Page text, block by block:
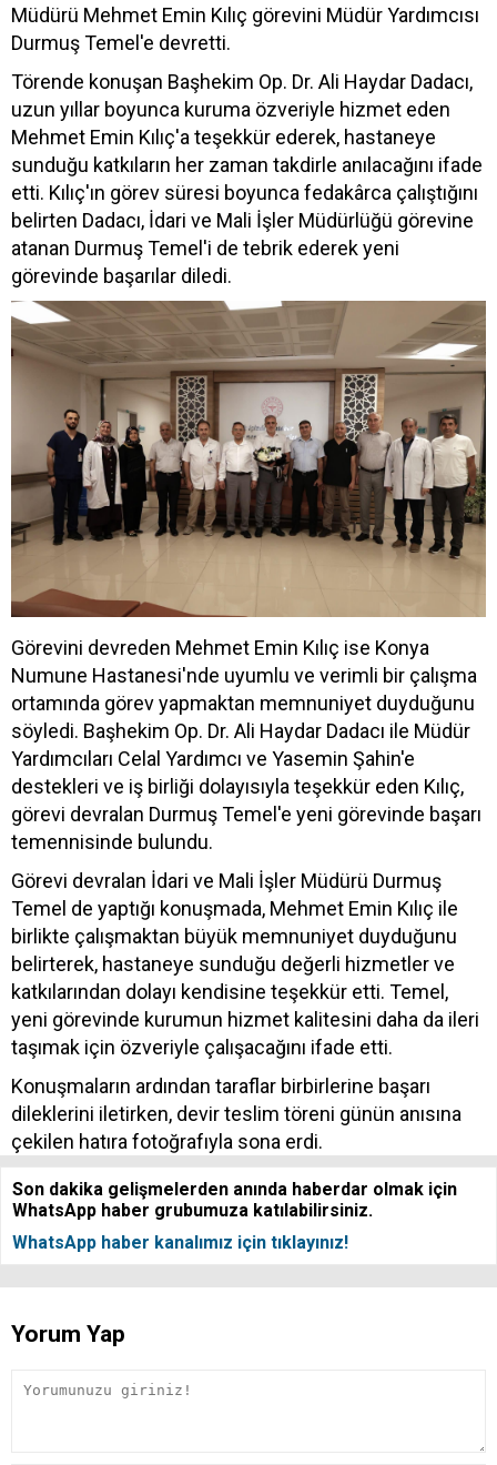
Müdürü Mehmet Emin Kılıç görevini Müdür Yardımcısı
Durmuş Temel'e devretti.
Törende konuşan Başhekim Op. Dr. Ali Haydar Dadacı,
uzun yıllar boyunca kuruma özveriyle hizmet eden
Mehmet Emin Kılıç'a teşekkür ederek, hastaneye
sunduğu katkıların her zaman takdirle anılacağını ifade
etti. Kılıç'ın görev süresi boyunca fedakârca çalıştığını
belirten Dadacı, İdari ve Mali İşler Müdürlüğü görevine
atanan Durmuş Temel'i de tebrik ederek yeni
görevinde başarılar diledi.
Görevini devreden Mehmet Emin Kılıç ise Konya
Numune Hastanesi'nde uyumlu ve verimli bir çalışma
ortamında görev yapmaktan memnuniyet duyduğunu
söyledi. Başhekim Op. Dr. Ali Haydar Dadacı ile Müdür
Yardımcıları Celal Yardımcı ve Yasemin Şahin'e
destekleri ve iş birliği dolayısıyla teşekkür eden Kılıç,
görevi devralan Durmuş Temel'e yeni görevinde başarı
temennisinde bulundu.
Görevi devralan İdari ve Mali İşler Müdürü Durmuş
Temel de yaptığı konuşmada, Mehmet Emin Kılıç ile
birlikte çalışmaktan büyük memnuniyet duyduğunu
belirterek, hastaneye sunduğu değerli hizmetler ve
katkılarından dolayı kendisine teşekkür etti. Temel,
yeni görevinde kurumun hizmet kalitesini daha da ileri
taşımak için özveriyle çalışacağını ifade etti.
Konuşmaların ardından taraflar birbirlerine başarı
dileklerini iletirken, devir teslim töreni günün anısına
çekilen hatıra fotoğrafıyla sona erdi.
Son dakika gelişmelerden anında haberdar olmak için
WhatsApp haber grubumuza katılabilirsiniz.
WhatsApp haber kanalımız için tıklayınız!
Yorum Yap